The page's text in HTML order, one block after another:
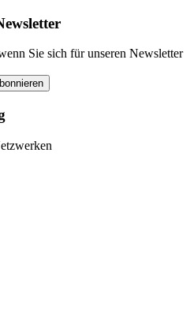
Sie sich für unseren Newsletter